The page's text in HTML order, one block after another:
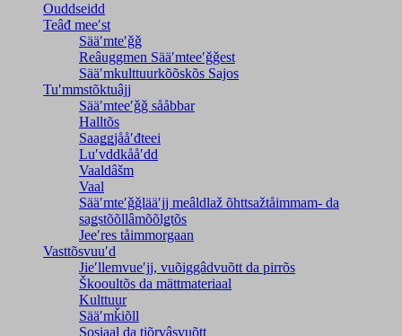
Ouddseidd
Teâđ meeʹst
Sääʹmteʹǧǧ
Reâuggmen Sääʹmteeʹǧǧest
Sääʹmkulttuurkõõskõs Sajos
Tuʹmmstõktuâjj
Sääʹmteeʹǧǧ sååbbar
Halltõs
Saaǥǥjååʹđteei
Luʹvddkååʹdd
Vaaldâšm
Vaal
Sääʹmteʹǧǧlääʹjj meâldlaž õhttsažtåimmam- da
saǥstõõllâmõõlǥtõs
Jeeʹres tåimmorgaan
Vasttõsvuuʹd
Jieʹllemvueʹjj, vuõiggâdvuõtt da pirrõs
Škooultõs da mättmateriaal
Kulttuur
Sääʹmǩiõll
Sosiaal da tiõrvâsvuõtt